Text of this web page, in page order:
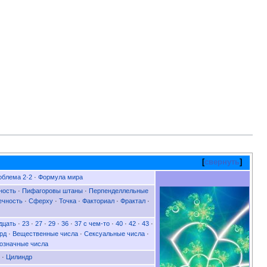
свернуть
2·2· Формула мира
· Пифагоровы штаны · Перпенделлельные
· Сферху· Точка· Факториал· Фрактал·
· 23 · 27 · 29 · 36 · 37 с чем-то · 40 · 42 · 43 ·
· Вещественные числа· Сексуальные числа·
числа
· Цилиндр